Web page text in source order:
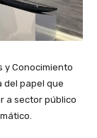
y Conocimiento
papel que
a sector público